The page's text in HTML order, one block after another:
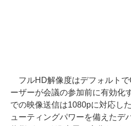
フルHD解像度はデフォルトで
ーザーが会議の参加前に有効化
での映像送信は1080pに対応し
ューティングパワーを備えたデ